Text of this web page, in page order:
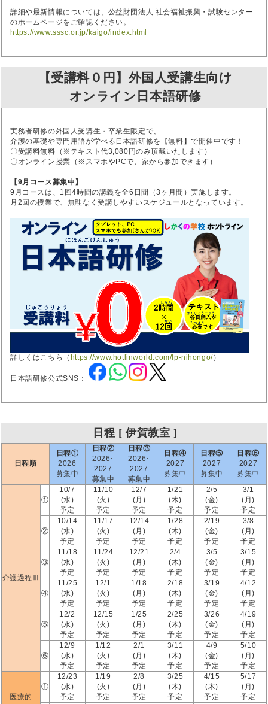
詳細や最新情報については、公益財団法人 社会福祉振興・試験センター
のホームページをご確認ください。
https://www.sssc.or.jp/kaigo/index.html
【受講料０円】外国人受講生向け
オンライン日本語研修
実務者研修の外国人受講生・卒業生限定で、
介護の基礎や専門用語が学べる日本語研修を【無料】で開催中です！
〇受講料無料（※テキスト代3,080円のみ頂戴いたします）
〇オンライン授業（※スマホやPCで、家から参加できます）
【9月コース募集中】
9月コースは、1回4時間の講義を全6日間（3ヶ月間）実施します。
月2回の授業で、無理なく受講しやすいスケジュールとなっています。
詳しくはこちら（ https://www.hotlinworld.com/lp-nihongo/）
日本語研修公式SNS：
日程 [ 伊賀教室 ]
日程順
日程①
2026
募集中
日程②
2026･
2027
募集中
日程③
2026･
2027
募集中
日程④
2027
募集中
日程⑤
2027
募集中
日程⑥
2027
募集中
介護過程Ⅲ
①
10/7
(水)
予定
11/10
(火)
予定
12/7
(月)
予定
1/21
(木)
予定
2/5
(金)
予定
3/1
(月)
予定
②
10/14
(水)
予定
11/17
(火)
予定
12/14
(月)
予定
1/28
(木)
予定
2/19
(金)
予定
3/8
(月)
予定
③
11/18
(水)
予定
11/24
(火)
予定
12/21
(月)
予定
2/4
(木)
予定
3/5
(金)
予定
3/15
(月)
予定
④
11/25
(水)
予定
12/1
(火)
予定
1/18
(月)
予定
2/18
(木)
予定
3/19
(金)
予定
4/12
(月)
予定
⑤
12/2
(水)
予定
12/15
(火)
予定
1/25
(月)
予定
2/25
(木)
予定
3/26
(金)
予定
4/19
(月)
予定
⑥
12/9
(水)
予定
1/12
(火)
予定
2/1
(月)
予定
3/11
(木)
予定
4/9
(金)
予定
5/10
(月)
予定
医療的
①
12/23
(水)
予定
1/19
(火)
予定
2/8
(月)
予定
3/25
(木)
予定
4/15
(木)
予定
5/17
(月)
予定